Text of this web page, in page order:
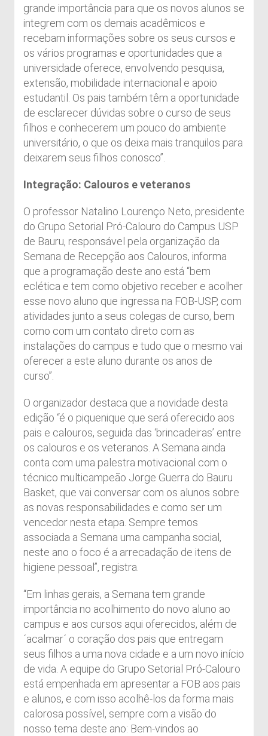
grande importância para que os novos alunos se
integrem com os demais acadêmicos e
recebam informações sobre os seus cursos e
os vários programas e oportunidades que a
universidade oferece, envolvendo pesquisa,
extensão, mobilidade internacional e apoio
estudantil. Os pais também têm a oportunidade
de esclarecer dúvidas sobre o curso de seus
filhos e conhecerem um pouco do ambiente
universitário, o que os deixa mais tranquilos para
deixarem seus filhos conosco”.
Integração: Calouros e veteranos
O professor Natalino Lourenço Neto, presidente
do Grupo Setorial Pró-Calouro do Campus USP
de Bauru, responsável pela organização da
Semana de Recepção aos Calouros, informa
que a programação deste ano está “bem
eclética e tem como objetivo receber e acolher
esse novo aluno que ingressa na FOB-USP, com
atividades junto a seus colegas de curso, bem
como com um contato direto com as
instalações do campus e tudo que o mesmo vai
oferecer a este aluno durante os anos de
curso”.
O organizador destaca que a novidade desta
edição “é o piquenique que será oferecido aos
pais e calouros, seguida das ‘brincadeiras’ entre
os calouros e os veteranos. A Semana ainda
conta com uma palestra motivacional com o
técnico multicampeão Jorge Guerra do Bauru
Basket, que vai conversar com os alunos sobre
as novas responsabilidades e como ser um
vencedor nesta etapa. Sempre temos
associada a Semana uma campanha social,
neste ano o foco é a arrecadação de itens de
higiene pessoal”, registra.
“Em linhas gerais, a Semana tem grande
importância no acolhimento do novo aluno ao
campus e aos cursos aqui oferecidos, além de
´acalmar´ o coração dos pais que entregam
seus filhos a uma nova cidade e a um novo início
de vida. A equipe do Grupo Setorial Pró-Calouro
está empenhada em apresentar a FOB aos pais
e alunos, e com isso acolhê-los da forma mais
calorosa possível, sempre com a visão do
nosso tema deste ano: Bem-vindos ao